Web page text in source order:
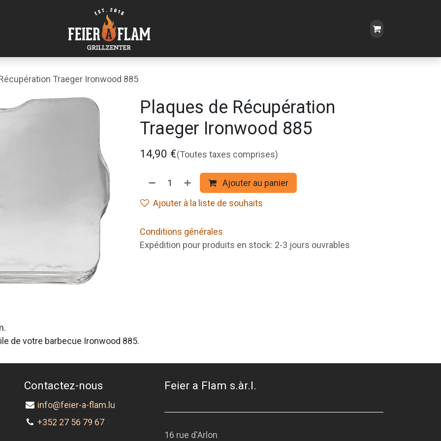
Traeger Ironwood 885
Plaques de Récupération
Traeger Ironwood 885
14,90 €(Toutes taxes comprises)
Ajouter au panier
Ajouter à la liste de souhaits
Conditions générales
Expédition pour produits en stock: 2-3 jours ouvrables
de votre barbecue Ironwood 885.
Contactez-nous
info@feier-a-flam.lu
+352 27 56 79 67
Feier a Flam s.àr.l.
16 rue d'Arlon